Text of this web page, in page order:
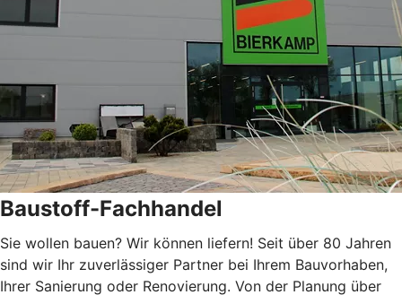
Baustoff-Fachhandel
Sie wollen bauen? Wir können liefern! Seit über 80 Jahren
sind wir Ihr zuverlässiger Partner bei Ihrem Bauvorhaben,
Ihrer Sanierung oder Renovierung. Von der Planung über